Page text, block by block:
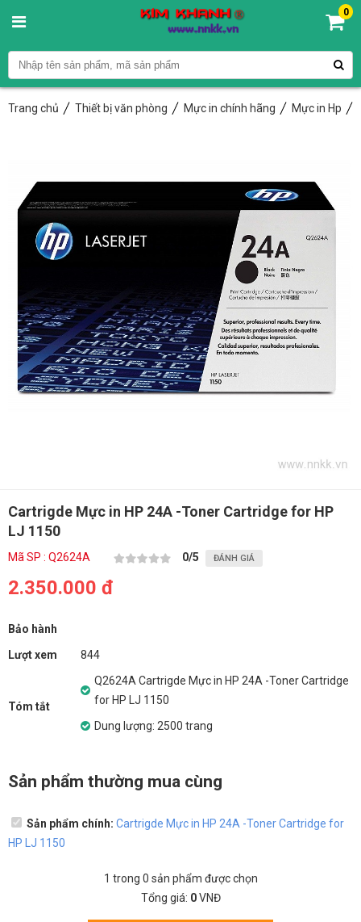
0
Trang chủ Thiết bị văn phòng Mực in chính hãng Mực in Hp
Cartrigde Mực in HP 24A -Toner Cartridge for HP
LJ 1150
Mã SP : Q2624A 0/5 ĐÁNH GIÁ
2.350.000 đ
Bảo hành
Lượt xem
844
Tóm tắt
Q2624A Cartrigde Mực in HP 24A -Toner Cartridge
for HP LJ 1150
Dung lượng: 2500 trang
Sản phẩm thường mua cùng
Sản phẩm chính: Cartrigde Mực in HP 24A -Toner Cartridge for
HP LJ 1150
1 trong 0 sản phẩm được chọn
Tổng giá: 0VNĐ